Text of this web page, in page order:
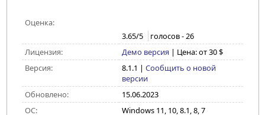
Оценка:
3.65/5 голосов -26
Лицензия:
Демо версия | Цена: от 30 $
Версия:
8.1.1 | Сообщить о новой
версии
Обновлено:
15.06.2023
ОС:
Windows 11, 10, 8.1, 8, 7